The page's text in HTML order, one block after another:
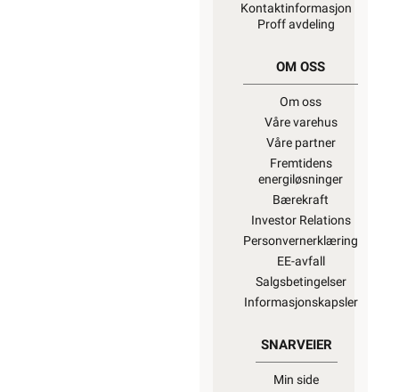
Kontaktinformasjon
Proff avdeling
OM OSS
Om oss
Våre varehus
Våre partner
Fremtidens
energiløsninger
Bærekraft
Investor Relations
Personvernerklæring
EE-avfall
Salgsbetingelser
Informasjonskapsler
SNARVEIER
Min side